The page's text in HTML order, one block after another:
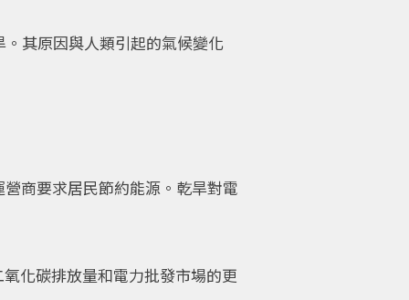
其原因與人類引起的氣候變化
商要求居民節約能源。乾旱對電
化碳排放量和電力批發市場的更